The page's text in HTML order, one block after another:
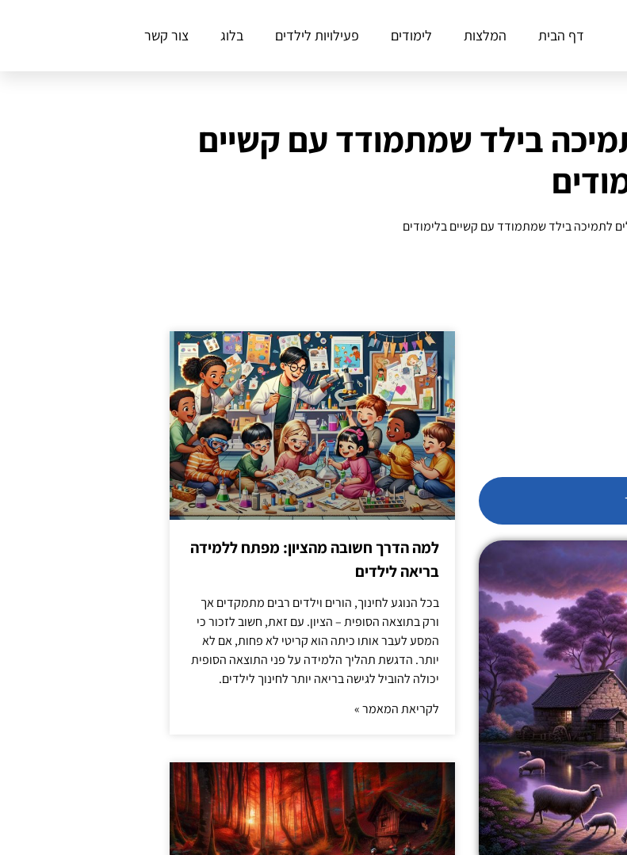
דף הבית המלצות לימודים פעילויות לילדים בלוג צור קשר
בילד שמתמודד עם קשיים
לתמיכה בילד שמתמודד עם קשיים בלימודים
למה הדרך חשובה מהציון: מפתח ללמידה
בריאה לילדים
בכל הנוגע לחינוך, הורים וילדים רבים מתמקדים אך
ורק בתוצאה הסופית – הציון. עם זאת, חשוב לזכור כי
המסע לעבר אותו כיתה הוא קריטי לא פחות, אם לא
יותר. הדגשת תהליך הלמידה על פני התוצאה הסופית
יכולה להוביל לגישה בריאה יותר לחינוך לילדים.
לקריאת המאמר »